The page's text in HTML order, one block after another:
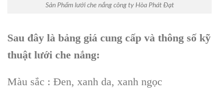
Sản Phẩm lưới che nắng công ty Hòa Phát Đạt
Sau đây là bảng giá cung cấp và thông số kỹ
thuật lưới che nắng:
Màu sắc : Đen, xanh da, xanh ngọc